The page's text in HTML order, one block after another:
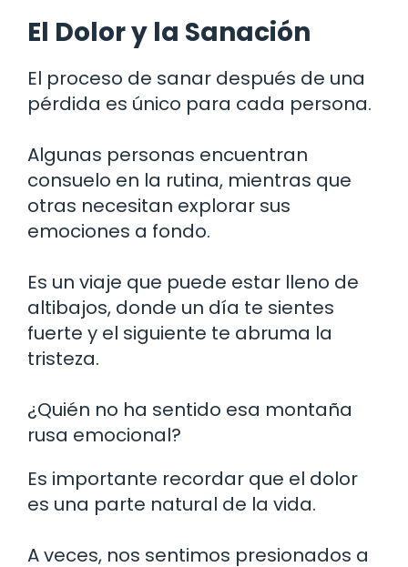
El Dolor y la Sanación
El proceso de sanar después de una
pérdida es único para cada persona.
Algunas personas encuentran
consuelo en la rutina, mientras que
otras necesitan explorar sus
emociones a fondo.
Es un viaje que puede estar lleno de
altibajos, donde un día te sientes
fuerte y el siguiente te abruma la
tristeza.
¿Quién no ha sentido esa montaña
rusa emocional?
Es importante recordar que el dolor
es una parte natural de la vida.
A veces, nos sentimos presionados a